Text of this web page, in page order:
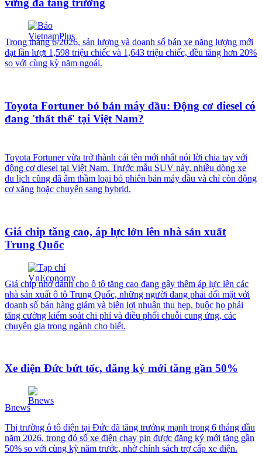
vững đà tăng trưởng
Trong tháng 6/2026, sản lượng và doanh số bán xe năng lượng mới
đạt lần lượt 1,598 triệu chiếc và 1,643 triệu chiếc, đều tăng hơn 20%
so với cùng kỳ năm ngoái.
Toyota Fortuner bỏ bản máy dầu: Động cơ diesel có
đang 'thất thế' tại Việt Nam?
Toyota Fortuner vừa trở thành cái tên mới nhất nói lời chia tay với
động cơ diesel tại Việt Nam. Trước mẫu SUV này, nhiều dòng xe
du lịch cũng đã âm thầm loại bỏ phiên bản máy dầu và chỉ còn động
cơ xăng hoặc chuyển sang hybrid.
Giá chip tăng cao, áp lực lớn lên nhà sản xuất
Trung Quốc
Giá chip nhớ dành cho ô tô tăng cao đang gây thêm áp lực lên các
nhà sản xuất ô tô Trung Quốc, những người đang phải đối mặt với
doanh số bán hàng giảm và biên lợi nhuận thu hẹp, buộc họ phải
tăng cường kiểm soát chi phí và điều phối chuỗi cung ứng, các
chuyên gia trong ngành cho biết.
Xe điện Đức bứt tốc, đăng ký mới tăng gần 50%
Bnews
Thị trường ô tô điện tại Đức đã tăng trưởng mạnh trong 6 tháng đầu
năm 2026, trong đó số xe điện chạy pin được đăng ký mới tăng gần
50% so với cùng kỳ năm trước, nhờ chính sách trợ cấp xe điện.